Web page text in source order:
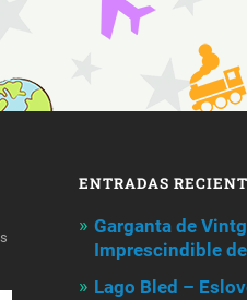
ENTRADAS
Garganta de
Imprescindible
Lago Bled –